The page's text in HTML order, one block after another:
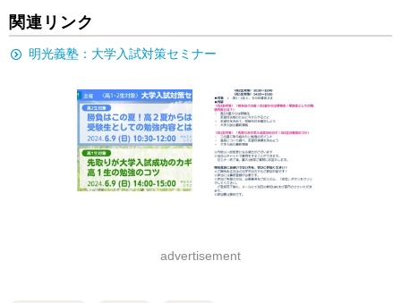
関連リンク
明光義塾：大学入試対策セミナー
advertisement